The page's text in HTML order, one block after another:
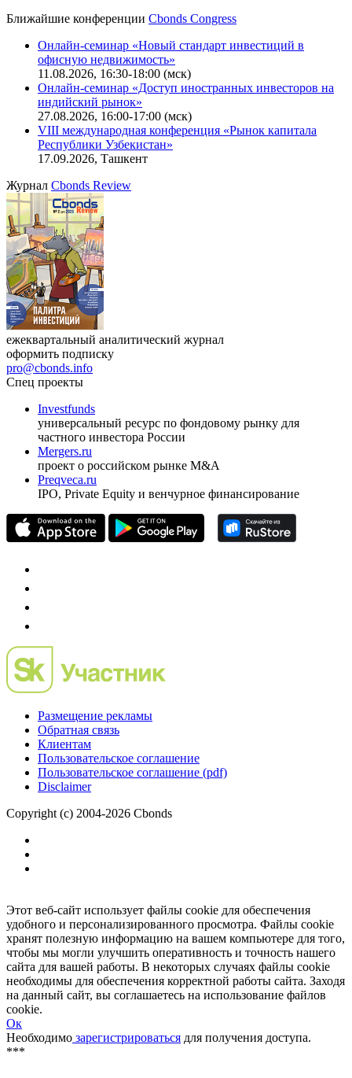
Поиск котировок облигаций
Ближайшие конференцииCbonds Congress
Онлайн-семинар «Новый стандарт инвестиций в
офисную недвижимость»
11.08.2026, 16:30-18:00 (мск)
Онлайн-семинар «Доступ иностранных инвесторов на
индийский рынок»
VIII международная конференция «Рынок капитала
Республики Узбекистан»
17.09.2026, Ташкент
ЖурналCbonds Review
оформить подписку
pro@cbonds.info
Спец проекты
Investfunds
универсальный ресурс по фондовому рынку для
частного инвестора России
проект о российском рынке M&A
Preqveca.ru
Размещение рекламы
Обратная связь
Пользовательское соглашение
Copyright (c) 2004-2026 Cbonds
Этот веб-сайт использует файлы cookie для обеспечения
удобного и персонализированного просмотра. Файлы cookie
хранят полезную информацию на вашем компьютере для того,
чтобы мы могли улучшить оперативность и точность нашего
сайта для вашей работы. В некоторых случаях файлы cookie
необходимы для обеспечения корректной работы сайта. Заходя
на данный сайт, вы соглашаетесь на использование файлов